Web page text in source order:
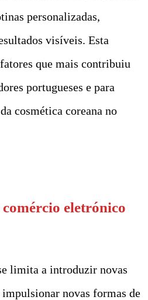
personalizadas,
visíveis. Esta
que mais contribuiu
portugueses e para
cosmética coreana no
eletrónico
limita a introduzir novas
novas formas de